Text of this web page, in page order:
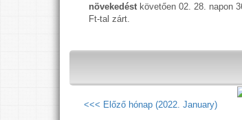
növekedést követően 02. 28. napon
Ft-tal zárt.
<<< Előző hónap (2022. January)